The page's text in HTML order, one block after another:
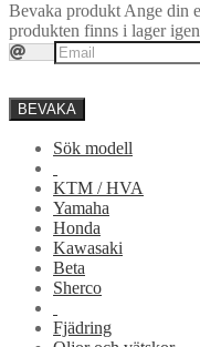
Bevaka produkt Ange din
produkten finns i lager
BEVAKA
Sök modell
KTM / HVA
Yamaha
Honda
Kawasaki
Beta
Sherco
Fjädring